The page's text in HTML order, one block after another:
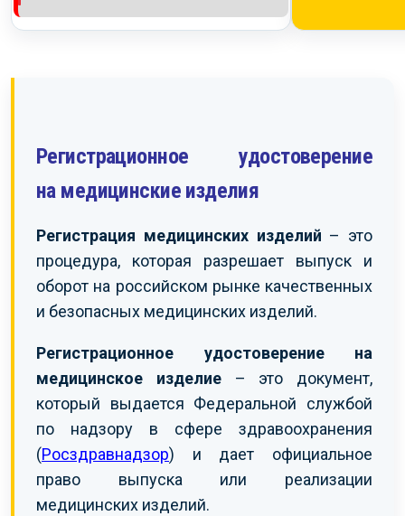
Регистрационное удостоверение
на медицинские изделия
Регистрация медицинских изделий – это
процедура, которая разрешает выпуск и
оборот на российском рынке качественных
и безопасных медицинских изделий.
Регистрационное удостоверение на
медицинское изделие– это документ,
который выдается Федеральной службой
по надзору в сфере здравоохранения
(Росздравнадзор) и дает официальное
право выпуска или реализации
медицинских изделий.